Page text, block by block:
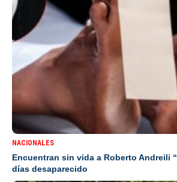
NACIONALES
Encuentran sin vida a Roberto Andreili
días desaparecido